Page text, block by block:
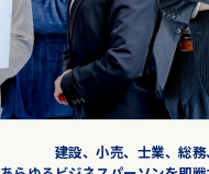
建設、小売、士業、総